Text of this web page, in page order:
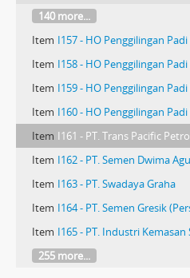
140 more...
Item I157 - HO Penggilingan
Item I158 - HO Penggilingan Padi
Item I159 - HO Penggilingan
Item I160 - HO Penggilingan
Item I161 - PT. Trans Pacific
Item I162 - PT. Semen Dwima
Item I163 - PT. Swadaya Graha
Item I164 - PT. Semen Gresik
Item I165 - PT. Industri Kemasan
255 more...